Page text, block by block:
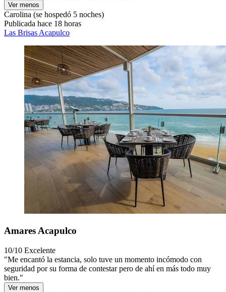
Ver menos
Carolina (se hospedó 5 noches)
Publicada hace 18 horas
Las Brisas Acapulco
Amares Acapulco
10/10 Excelente
"Me encantó la estancia, solo tuve un momento incómodo con
seguridad por su forma de contestar pero de ahí en más todo muy
bien."
Ver menos